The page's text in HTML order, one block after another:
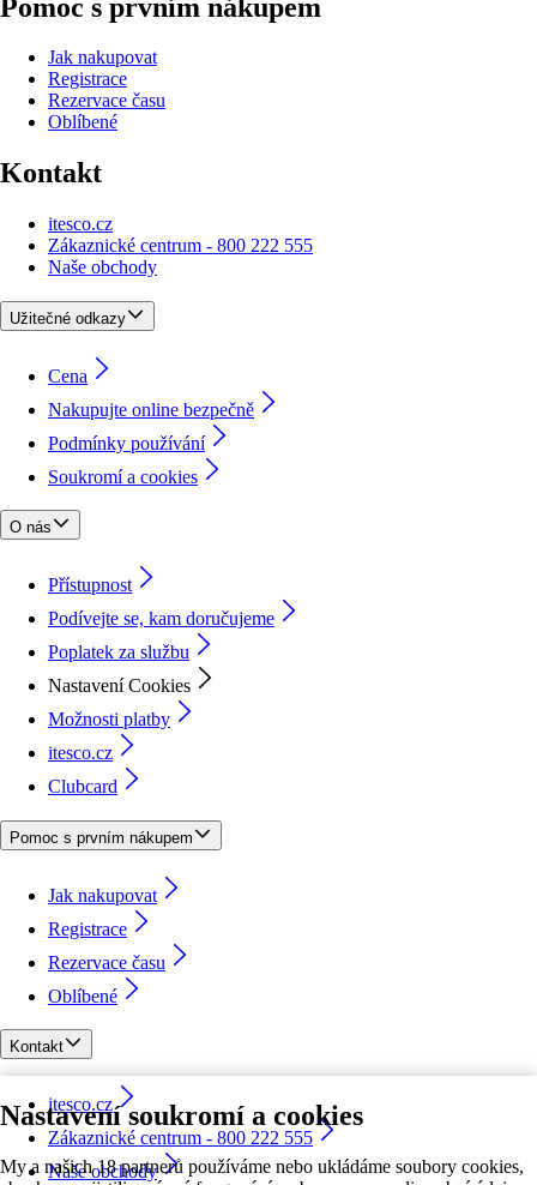
Nastavení soukromí a cookies
My a našich 18 partnerů používáme nebo ukládáme soubory cookies,
Pomoc s prvním nákupem
Jak nakupovat
Registrace
Rezervace času
Oblíbené
Kontakt
itesco.cz
Zákaznické centrum - 800 222 555
Naše obchody
Užitečné odkazy
Cena
Nakupujte online bezpečně
Podmínky používání
Soukromí a cookies
O nás
Přístupnost
Podívejte se, kam doručujeme
Poplatek za službu
Nastavení Cookies
Možnosti platby
itesco.cz
Clubcard
Pomoc s prvním nákupem
Jak nakupovat
Registrace
Rezervace času
Oblíbené
Kontakt
itesco.cz
Zákaznické centrum - 800 222 555
Naše obchody